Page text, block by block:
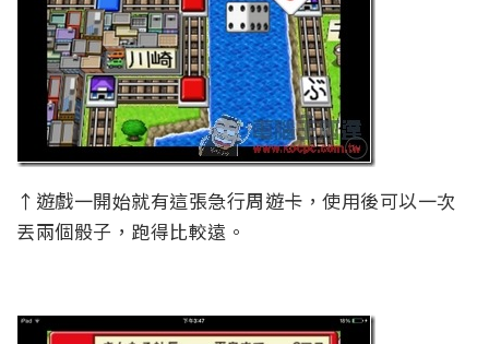
↑遊戲一開始就有這張急行周遊卡，使用後可以一次
丟兩個骰子，跑得比較遠。